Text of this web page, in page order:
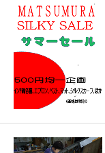
アクセスマップ
アーカイブ